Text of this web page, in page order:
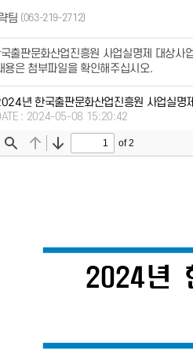
팀 (063-219-2712)
출판문화산업진흥원 사업실명제 대상사
용은 첨부파일을 확인해주십시오.
년 한국출판문화산업진흥원 사업실명
: 2024-05-08 15:20:42